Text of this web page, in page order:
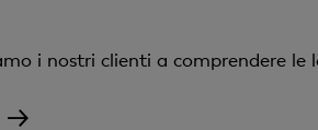
i nostri clienti a comprendere